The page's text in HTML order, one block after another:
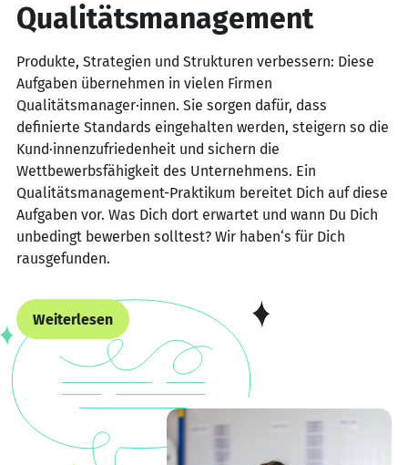
Qualitäts­management
Produkte, Strategien und Strukturen verbessern: Diese
Aufgaben übernehmen in vielen Firmen
Qualitätsmanager·innen. Sie sorgen dafür, dass
definierte Standards eingehalten werden, steigern so die
Kund·innenzufriedenheit und sichern die
Wettbewerbsfähigkeit des Unternehmens. Ein
Qualitätsmanagement-Praktikum bereitet Dich auf diese
Aufgaben vor. Was Dich dort erwartet und wann Du Dich
unbedingt bewerben solltest? Wir haben‘s für Dich
rausgefunden.
Weiterlesen